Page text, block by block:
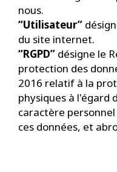
nous.
“Utilisateur”
du site internet.
“RGPD” désigne le
protection des
2016 relatif à la
physiques à l'égard
caractère
ces données, et